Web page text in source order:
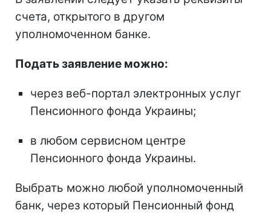
счета, открытого в другом
уполномоченном банке.
Подать заявление можно:
через веб-портал электронных услуг
Пенсионного фонда Украины;
в любом сервисном центре
Пенсионного фонда Украины.
Выбрать можно любой уполномоченный
банк, через который Пенсионный фонд